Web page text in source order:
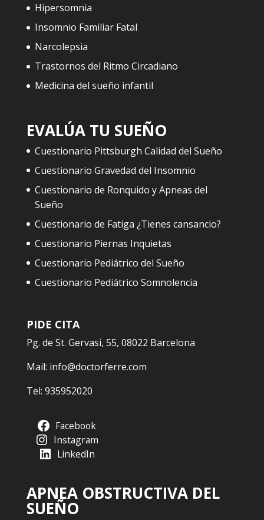
Hipersomnia
Insomnio Familiar Fatal
Narcolepsia
Trastornos del Ritmo Circadiano
Medicina del sueño infantil
EVALÚA TU SUEÑO
Cuestionario Pittsburgh Calidad del Sueño
Cuestionario Gravedad del Insomnio
Cuestionario de Ronquido y Apneas del
Sueño
Cuestionario de Fatiga ¿Tienes cansancio?
Cuestionario Piernas Inquietas
Cuestionario Pediátrico del Sueño
Cuestionario Pediátrico Somnolencia
PIDE CITA
Pg. de St. Gervasi, 55, 08022 Barcelona
Mail: info@doctorferre.com
Tel: 935952020
Facebook
Instagram
LinkedIn
APNEA OBSTRUCTIVA DEL
SUEÑO